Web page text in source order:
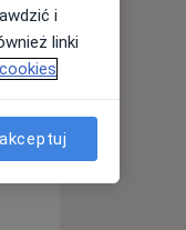
Wt,
11 Sie
i
linki